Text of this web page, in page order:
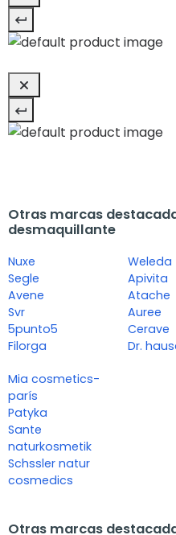
Otras marcas
desmaquillante
Nuxe
Segle
Avene
Svr
5punto5
Filorga
Weleda
Apivita
Atache
Auree
Cerave
Dr.
Mia cosmetics-
parís
Patyka
Sante
naturkosmetik
Schssler natur
cosmedics
Otras marcas